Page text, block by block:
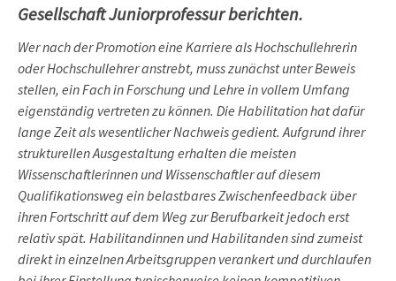
Gesellschaft Juniorprofessur berichten.
Wer nach der Promotion eine Karriere als Hochschullehrerin
oder Hochschullehrer anstrebt, muss zunächst unter Beweis
stellen, ein Fach in Forschung und Lehre in vollem Umfang
eigenständig vertreten zu können. Die Habilitation hat dafür
lange Zeit als wesentlicher Nachweis gedient. Aufgrund ihrer
strukturellen Ausgestaltung erhalten die meisten
Wissenschaftlerinnen und Wissenschaftler auf diesem
Qualifikationsweg ein belastbares Zwischenfeedback über
ihren Fortschritt auf dem Weg zur Berufbarkeit jedoch erst
relativ spät. Habilitandinnen und Habilitanden sind zumeist
direkt in einzelnen Arbeitsgruppen verankert und durchlaufen